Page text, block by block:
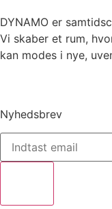
DYNAMO er
Vi skaber et rum,
kan modes i nye,
Nyhedsbrev